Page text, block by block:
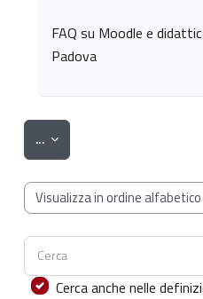
FAQ su Moodle e
Padova
... Esporta voci
Sfoglia il glossario usando
Cerca
Cerca anche nelle